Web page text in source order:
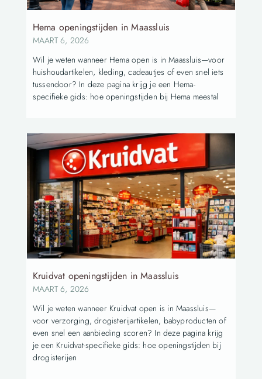
Hema openingstijden in Maassluis
MAART 6, 2026
Wil je weten wanneer Hema open is in Maassluis—voor
huishoudartikelen, kleding, cadeautjes of even snel iets
tussendoor? In deze pagina krijg je een Hema-
specifieke gids: hoe openingstijden bij Hema meestal
Kruidvat openingstijden in Maassluis
MAART 6, 2026
Wil je weten wanneer Kruidvat open is in Maassluis—
voor verzorging, drogisterijartikelen, babyproducten of
even snel een aanbieding scoren? In deze pagina krijg
je een Kruidvat-specifieke gids: hoe openingstijden bij
drogisterijen